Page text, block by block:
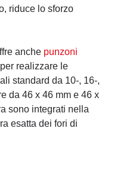
riduce lo sforzo
anche punzoni
realizzare le
standard da 10-, 16-,
da 46 x 46 mm e 46 x
sono integrati nella
esatta dei fori di